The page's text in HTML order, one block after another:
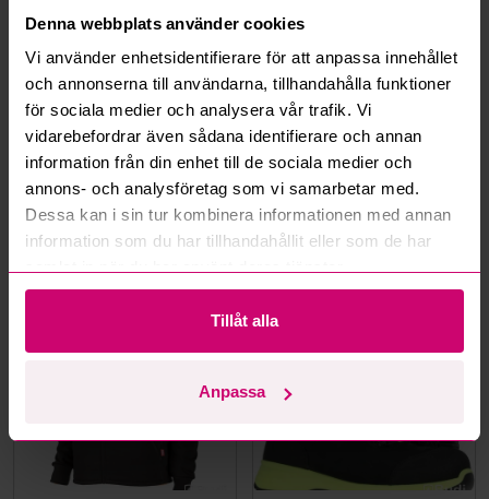
Denna webbplats använder cookies
Vi använder enhetsidentifierare för att anpassa innehållet
och annonserna till användarna, tillhandahålla funktioner
för sociala medier och analysera vår trafik. Vi
vidarebefordrar även sådana identifierare och annan
information från din enhet till de sociala medier och
annons- och analysföretag som vi samarbetar med.
Dessa kan i sin tur kombinera informationen med annan
information som du har tillhandahållit eller som de har
Tillåt alla
Anpassa
Kan jag ångra ett bud?
Kan ni frakta mina vunna objekt?
Läs fler frågor och svar
Mer från samma kategori